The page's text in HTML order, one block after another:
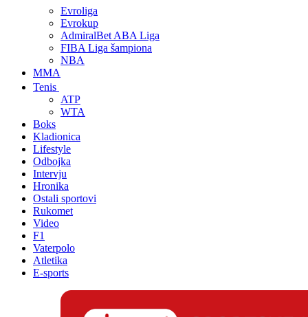
Evroliga
Evrokup
AdmiralBet ABA Liga
FIBA Liga šampiona
NBA
MMA
Tenis
ATP
WTA
Boks
Kladionica
Lifestyle
Odbojka
Intervju
Hronika
Ostali sportovi
Rukomet
Video
F1
Vaterpolo
Atletika
E-sports